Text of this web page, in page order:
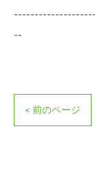
--
< 前のページ